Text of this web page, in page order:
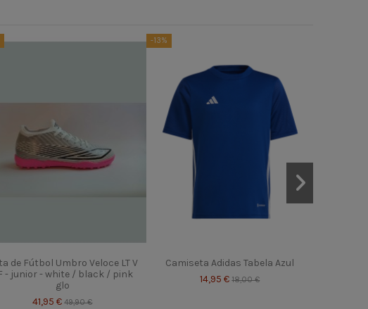
de Fútbol Umbro Veloce LT V
- junior - white / black / pink
glo
41,95 €49,90 €
-13%
Camiseta Adidas Tabela Azul
14,95 €18,00 €